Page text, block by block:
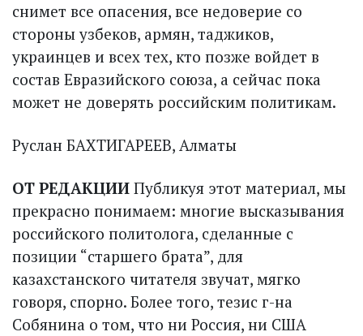
снимет все опасения, все недоверие со
стороны узбеков, армян, таджиков,
украинцев и всех тех, кто позже войдет в
состав Евразийского союза, а сейчас пока
может не доверять российским политикам.
Руслан БАХТИГАРЕЕВ, Алматы
ОТ РЕДАКЦИИ Публикуя этот материал, мы
прекрасно понимаем: многие высказывания
российского политолога, сделанные с
позиции “старшего брата”, для
казахстанского читателя звучат, мягко
говоря, спорно. Более того, тезис г-на
Собянина о том, что ни Россия, ни США